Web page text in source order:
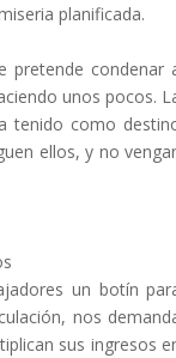
planificada.
pretende condenar
unos pocos.
tenido como
ellos, y no
un botín
nos
sus ingresos